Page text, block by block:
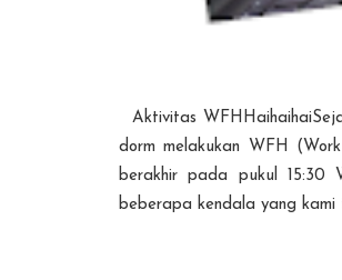
Aktivitas
dorm melakukan WFH
berakhir pada pukul 15:30
beberapa kendala yang